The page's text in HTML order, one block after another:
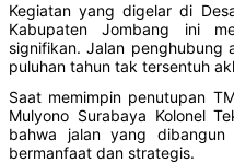
Kegiatan yang digelar di
Kabupaten Jombang ini
signifikan. Jalan penghubung
puluhan tahun tak tersentuh
Saat memimpin penutupan
Mulyono Surabaya Kolonel
bahwa jalan yang
bermanfaat dan strategis.